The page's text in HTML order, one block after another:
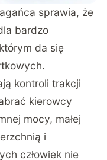
sprawia, że
bardzo
da się
kontroli trakcji
kierowcy
mocy, małej
i
człowiek nie